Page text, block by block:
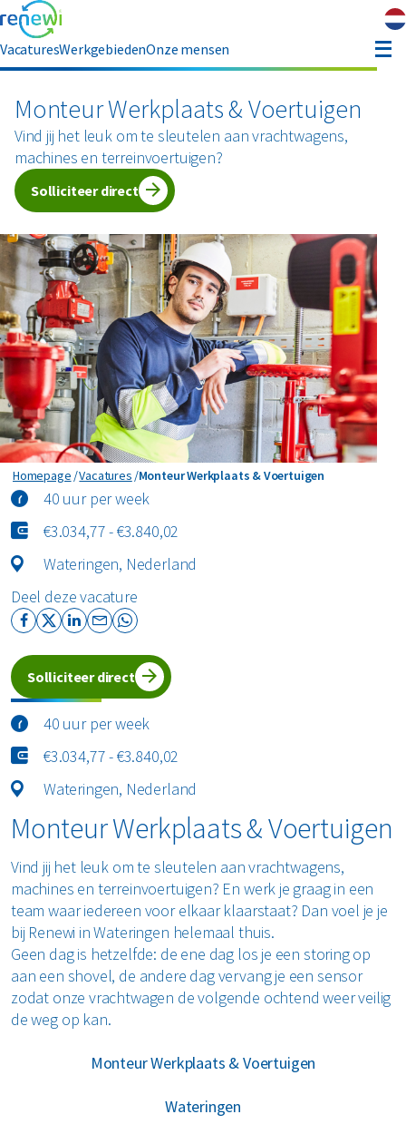
VacaturesWerkgebiedenOnze mensen
ons
Monteur Werkplaats & Voertuigen
Vind jij het leuk om te sleutelen aan vrachtwagens,
machines en terreinvoertuigen?
Solliciteer direct
Homepage Vacatures Monteur Werkplaats & Voertuigen
Monteur Werkplaats & Voertuigen
Solliciteer direct
40 uur per week
€3.034,77 - €3.840,02
Wateringen, Nederland
Deel deze vacature
40 uur per week
€3.034,77 - €3.840,02
Wateringen, Nederland
Monteur Werkplaats & Voertuigen
Vind jij het leuk om te sleutelen aan vrachtwagens,
machines en terreinvoertuigen? En werk je graag in een
team waar iedereen voor elkaar klaarstaat? Dan voel je je
bij Renewi in Wateringen helemaal thuis.
Geen dag is hetzelfde: de ene dag los je een storing op
aan een shovel, de andere dag vervang je een sensor
zodat onze vrachtwagen de volgende ochtend weer veilig
de weg op kan.
Monteur Werkplaats & Voertuigen
Wateringen